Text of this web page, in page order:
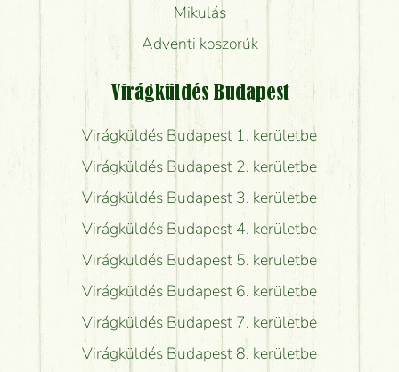
Mikulás
Adventi koszorúk
Virágküldés Budapest
Virágküldés Budapest 1. kerületbe
Virágküldés Budapest 2. kerületbe
Virágküldés Budapest 3. kerületbe
Virágküldés Budapest 4. kerületbe
Virágküldés Budapest 5. kerületbe
Virágküldés Budapest 6. kerületbe
Virágküldés Budapest 7. kerületbe
Virágküldés Budapest 8. kerületbe